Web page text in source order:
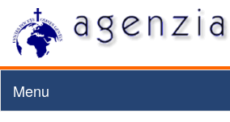
Menu